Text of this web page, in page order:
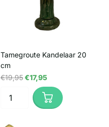
Tamegroute Kandelaar 20
cm
€19,95€17,95